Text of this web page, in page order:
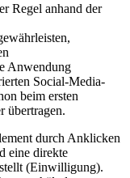
Regel anhand der
Anwendung
Social-Media-
beim ersten
übertragen.
durch Anklicken
eine direkte
(Einwilligung).